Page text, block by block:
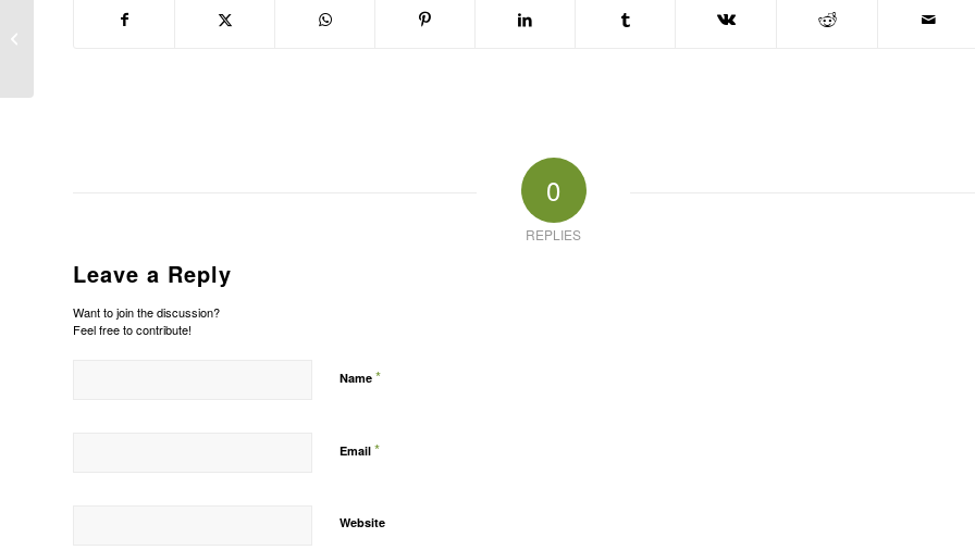
0
REPLIES
Leave a Reply
Want to join the discussion?
Feel free to contribute!
Name *
Email *
Website
EL PAIS: Una pareja gay denuncia